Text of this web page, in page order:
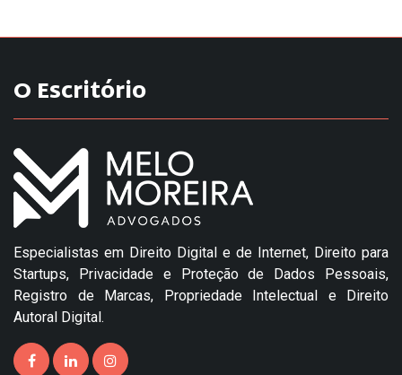
O Escritório
Especialistas em Direito Digital e de Internet, Direito para
Startups, Privacidade e Proteção de Dados Pessoais,
Registro de Marcas, Propriedade Intelectual e Direito
Autoral Digital.